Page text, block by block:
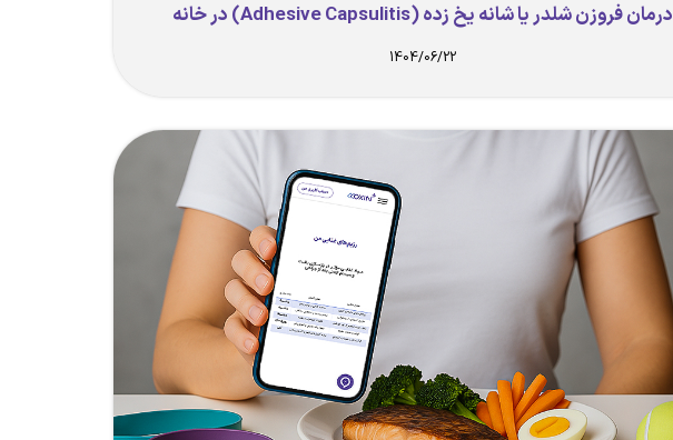
درمان فروزن شلدر یا شانه یخ زده (Adhesive Capsulitis) در خانه
1404/06/22